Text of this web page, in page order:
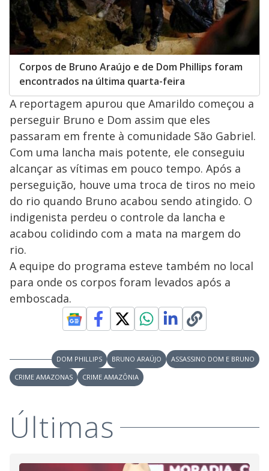
Corpos de Bruno Araújo e de Dom Phillips foram
encontrados na última quarta-feira
A reportagem apurou que Amarildo começou a
perseguir Bruno e Dom assim que eles
passaram em frente à comunidade São Gabriel.
Com uma lancha mais potente, ele conseguiu
alcançar as vítimas em pouco tempo. Após a
perseguição, houve uma troca de tiros no meio
do rio quando Bruno acabou sendo atingido. O
indigenista perdeu o controle da lancha e
acabou colidindo com a mata na margem do
rio.
A equipe do programa esteve também no local
para onde os corpos foram levados após a
emboscada.
DOM PHILLIPS BRUNO ARAÚJO
ASSASSINO DOM E BRUNO
CRIME AMAZONAS
CRIME AMAZÔNIA
Últimas